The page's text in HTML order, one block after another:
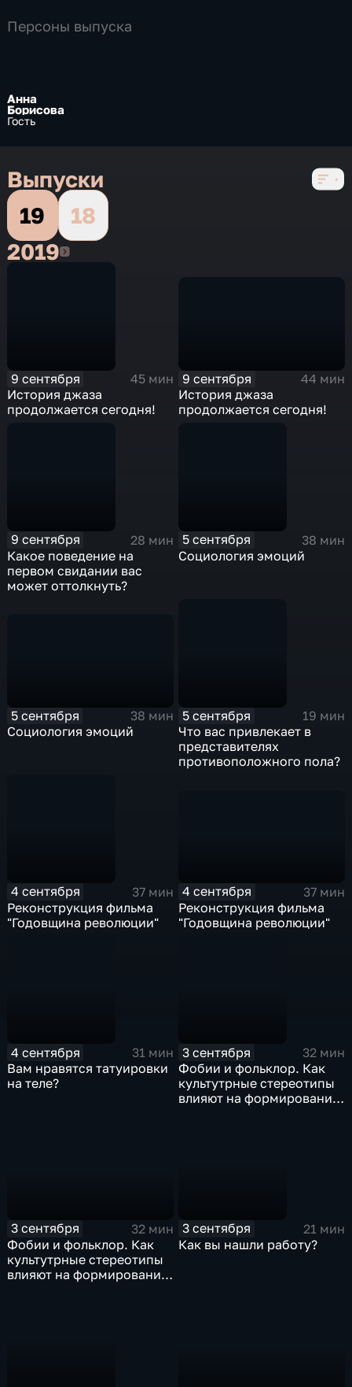
Персоны выпуска
Анна
Борисова
Гость
Выпуски
19
18
20192019
9 сентября
45 мин
История джаза
продолжается сегодня!
9 сентября
44 мин
История джаза
продолжается сегодня!
9 сентября
28 мин
Какое поведение на
первом свидании вас
может оттолкнуть?
5 сентября
38 мин
Социология эмоций
5 сентября
38 мин
Социология эмоций
5 сентября
19 мин
Что вас привлекает в
представителях
противоположного пола?
4 сентября
37 мин
Реконструкция фильма
"Годовщина революции"
4 сентября
37 мин
Реконструкция фильма
"Годовщина революции"
4 сентября
31 мин
Вам нравятся татуировки
на теле?
3 сентября
32 мин
Фобии и фольклор. Как
культутрные стереотипы
влияют на формирование
3 сентября
32 мин
Фобии и фольклор. Как
культутрные стереотипы
влияют на формирование
3 сентября
21 мин
Как вы нашли работу?